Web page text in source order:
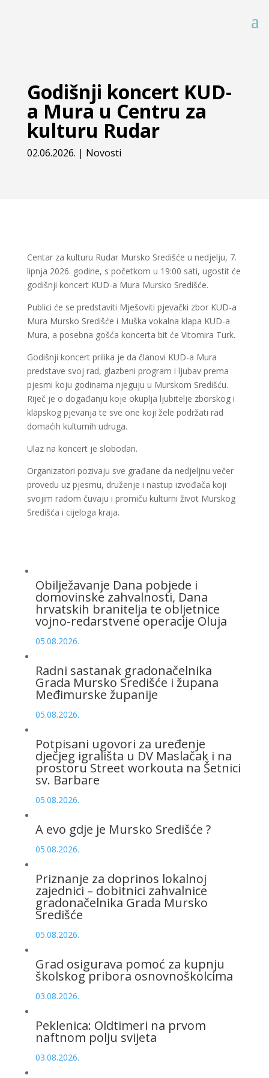
Godišnji koncert KUD-
a Mura u Centru za
kulturu Rudar
02.06.2026. | Novosti
Centar za kulturu Rudar Mursko Središće u nedjelju, 7.
lipnja 2026. godine, s početkom u 19:00 sati, ugostit će
godišnji koncert KUD-a Mura Mursko Središće.
Publici će se predstaviti Mješoviti pjevački zbor KUD-a
Mura Mursko Središće i Muška vokalna klapa KUD-a
Mura, a posebna gošća koncerta bit će Vitomira Turk.
Godišnji koncert prilika je da članovi KUD-a Mura
predstave svoj rad, glazbeni program i ljubav prema
pjesmi koju godinama njeguju u Murskom Središću.
Riječ je o događanju koje okuplja ljubitelje zborskog i
klapskog pjevanja te sve one koji žele podržati rad
domaćih kulturnih udruga.
Ulaz na koncert je slobodan.
Organizatori pozivaju sve građane da nedjeljnu večer
provedu uz pjesmu, druženje i nastup izvođača koji
svojim radom čuvaju i promiču kulturni život Murskog
Središća i cijeloga kraja.
Obilježavanje Dana pobjede i
domovinske zahvalnosti, Dana
hrvatskih branitelja te obljetnice
vojno-redarstvene operacije Oluja
05.08.2026.
Radni sastanak gradonačelnika
Grada Mursko Središće i župana
Međimurske županije
05.08.2026.
Potpisani ugovori za uređenje
dječjeg igrališta u DV Maslačak i na
prostoru Street workouta na Šetnici
sv. Barbare
05.08.2026.
A evo gdje je Mursko Središće ?
05.08.2026.
Priznanje za doprinos lokalnoj
zajednici – dobitnici zahvalnice
gradonačelnika Grada Mursko
Središće
05.08.2026.
Grad osigurava pomoć za kupnju
školskog pribora osnovnoškolcima
03.08.2026.
Peklenica: Oldtimeri na prvom
naftnom polju svijeta
03.08.2026.